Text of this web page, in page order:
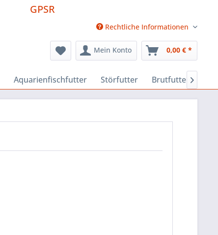
GPSR
Rechtliche Informationen
Mein Konto 0,00 € *
Aquarienfischfutter Störfutter Brutfutter 